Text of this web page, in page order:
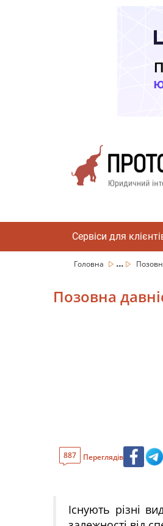
Сервіси для
Головна ...
Позовна
887 Переглядів
Існують різні